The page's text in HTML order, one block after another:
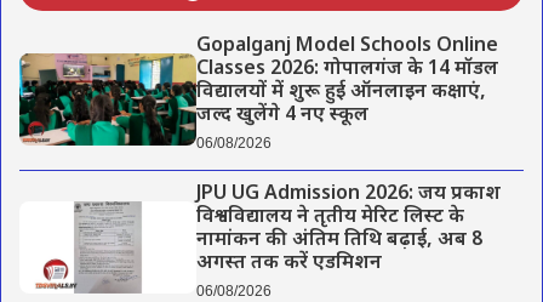
Gopalganj Model Schools Online
Classes 2026: गोपालगंज के 14 मॉडल
विद्यालयों में शुरू हुई ऑनलाइन कक्षाएं,
जल्द खुलेंगे 4 नए स्कूल
06/08/2026
JPU UG Admission 2026: जय प्रकाश
विश्वविद्यालय ने तृतीय मेरिट लिस्ट के
नामांकन की अंतिम तिथि बढ़ाई, अब 8
अगस्त तक करें एडमिशन
06/08/2026